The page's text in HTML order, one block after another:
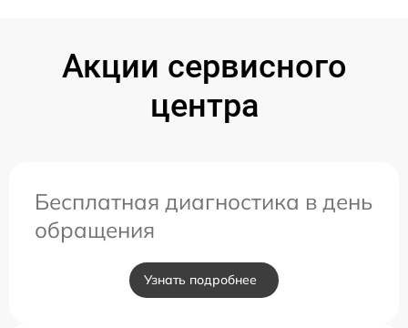
Акции сервисного
центра
Бесплатная диагностика в день
обращения
Узнать подробнее